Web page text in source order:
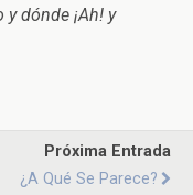
dónde ¡Ah! y
Próxima Entrada
¿A Qué Se Parece?